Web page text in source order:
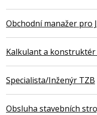
Obchodní manažer pro
Kalkulant a
Specialista/Inženýr TZB
Obsluha stavebních